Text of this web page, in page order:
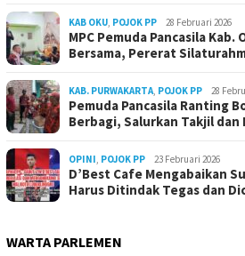
KAB OKU, POJOK PP 28 Februari 2026
MPC Pemuda Pancasila Kab.
Bersama, Pererat
KAB. PURWAKARTA, POJOK PP 28
Pemuda Pancasila Ranting
Berbagi, Salurkan Takjil dan
OPINI, POJOK PP 23 Februari 2026
D’Best Cafe Mengabaikan
Harus Ditindak Tegas dan
WARTA PARLEMEN